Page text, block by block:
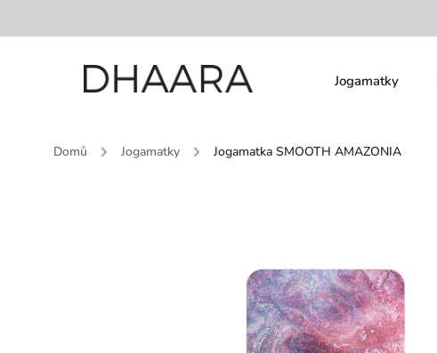
Jogamatky
Domů / Jogamatky / Jogamatka SMOOTH AMAZONIA